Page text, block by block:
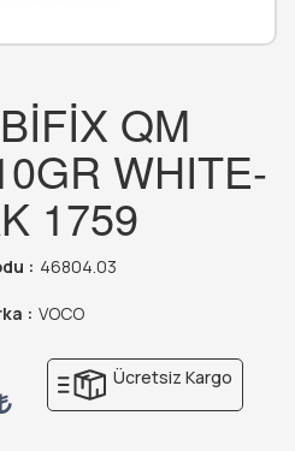
QM
WHITE-
1759
: 46804.03
: VOCO
Ücretsiz Kargo